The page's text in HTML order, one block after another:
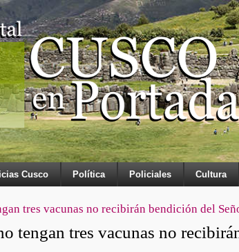
Cusco Política Policiales Cultura
tres vacunas no recibirán bendición del
tengan tres vacunas no